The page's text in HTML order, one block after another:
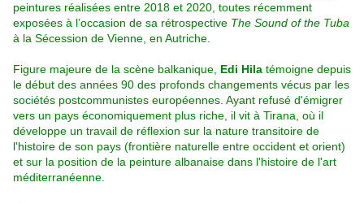
peintures réalisées entre 2018 et 2020, toutes récemment
exposées à l’occasion de sa rétrospective The Sound of the Tuba
à la Sécession de Vienne, en Autriche.
Figure majeure de la scène balkanique, Edi Hila témoigne depuis
le début des années 90 des profonds changements vécus par les
sociétés postcommunistes européennes. Ayant refusé d'émigrer
vers un pays économiquement plus riche, il vit à Tirana, où il
développe un travail de réflexion sur la nature transitoire de
l'histoire de son pays (frontière naturelle entre occident et orient)
et sur la position de la peinture albanaise dans l'histoire de l'art
méditerranéenne.